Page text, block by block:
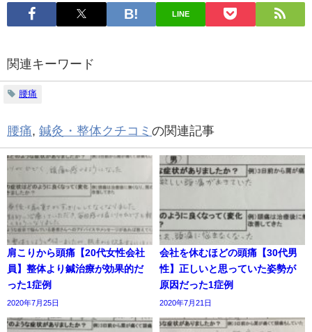
LINE
関連キーワード
腰痛
腰痛, 鍼灸・整体クチコミ の関連記事
肩こりから頭痛【20代女性会社
員】整体より鍼治療が効果的だ
った1症例
2020年7月25日
会社を休むほどの頭痛【30代男
性】正しいと思っていた姿勢が
原因だった1症例
2020年7月21日